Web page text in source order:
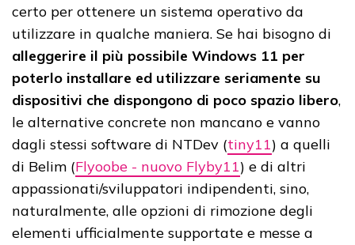
certo per ottenere un sistema operativo da
utilizzare in qualche maniera. Se hai bisogno di
alleggerire il più possibile Windows 11 per
poterlo installare ed utilizzare seriamente su
dispositivi che dispongono di poco spazio libero,
le alternative concrete non mancano e vanno
dagli stessi software di NTDev (tiny11) a quelli
di Belim (Flyoobe - nuovo Flyby11) e di altri
appassionati/sviluppatori indipendenti, sino,
naturalmente, alle opzioni di rimozione degli
elementi ufficialmente supportate e messe a